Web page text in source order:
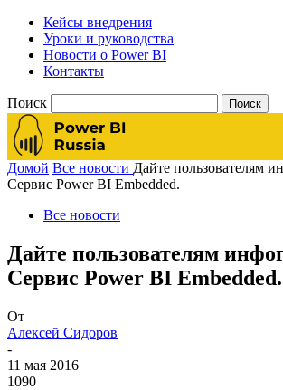
Кейсы внедрения
Уроки и руководства
Новости о Power BI
Контакты
Поиск
Домой Все новости Дайте пользователям
Сервис Power BI Embedded.
Все новости
Дайте пользователям
Сервис Power BI Embedded.
От
Алексей Сидоров
-
11 мая 2016
1090